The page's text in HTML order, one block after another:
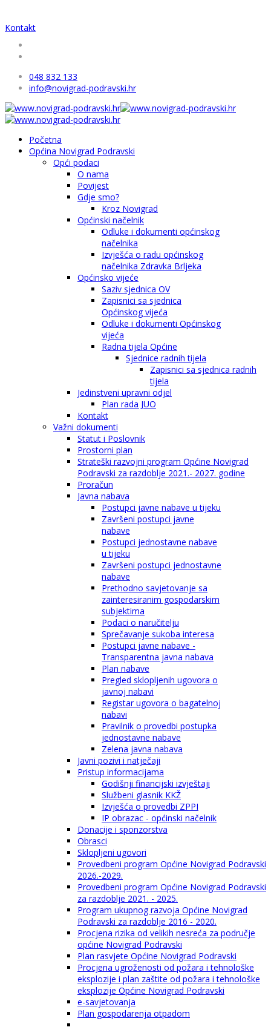
Kontakt
048 832 133
info@novigrad-podravski.hr
Početna
Općina Novigrad Podravski
Opći podaci
O nama
Povijest
Gdje smo?
Kroz Novigrad
Općinski načelnik
Odluke i dokumenti općinskog
načelnika
Izvješća o radu općinskog
načelnika Zdravka Brljeka
Općinsko vijeće
Saziv sjednica OV
Zapisnici sa sjednica
Općinskog vijeća
Odluke i dokumenti Općinskog
vijeća
Radna tijela Općine
Sjednice radnih tijela
Zapisnici sa sjednica radnih
tijela
Jedinstveni upravni odjel
Plan rada JUO
Kontakt
Važni dokumenti
Statut i Poslovnik
Prostorni plan
Strateški razvojni program Općine Novigrad
Podravski za razdoblje 2021.- 2027. godine
Proračun
Javna nabava
Postupci javne nabave u tijeku
Završeni postupci javne
nabave
Postupci jednostavne nabave
u tijeku
Završeni postupci jednostavne
nabave
Prethodno savjetovanje sa
zainteresiranim gospodarskim
subjektima
Podaci o naručitelju
Sprečavanje sukoba interesa
Postupci javne nabave -
Transparentna javna nabava
Plan nabave
Pregled sklopljenih ugovora o
javnoj nabavi
Registar ugovora o bagatelnoj
nabavi
Pravilnik o provedbi postupka
jednostavne nabave
Zelena javna nabava
Javni pozivi i natječaji
Pristup informacijama
Godišnji financijski izvještaji
Službeni glasnik KKŽ
Izvješća o provedbi ZPPI
IP obrazac - općinski načelnik
Donacije i sponzorstva
Obrasci
Sklopljeni ugovori
Provedbeni program Općine Novigrad Podravski
2026.-2029.
Provedbeni program Općine Novigrad Podravski
za razdoblje 2021. - 2025.
Program ukupnog razvoja Općine Novigrad
Podravski za razdoblje 2016 - 2020.
Procjena rizika od velikih nesreća za područje
općine Novigrad Podravski
Plan rasvjete Općine Novigrad Podravski
Procjena ugroženosti od požara i tehnološke
eksplozije i plan zaštite od požara i tehnološke
eksplozije Općine Novigrad Podravski
e-savjetovanja
Plan gospodarenja otpadom